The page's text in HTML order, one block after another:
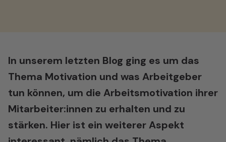
In unserem letzten Blog ging es um das
Thema Motivation und was Arbeitgeber
tun können, um die Arbeitsmotivation ihrer
Mitarbeiter:innen zu erhalten und zu
stärken. Hier ist ein weiterer Aspekt